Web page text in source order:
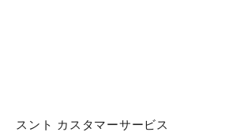
スント カスタマーサービス